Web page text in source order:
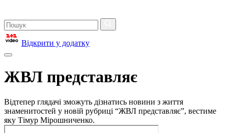
Відкрити у додатку
ЖВЛ представляє
Відтепер глядачі зможуть дізнатись новини з життя
знаменитостей у новій рубриці “ЖВЛ представляє”, вестиме
яку Тімур Мірошниченко.